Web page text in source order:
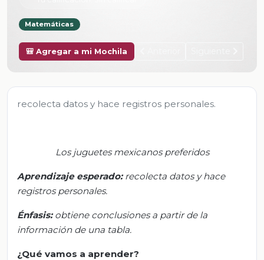
Matemáticas
🎒 Agregar a mi Mochila
recolecta datos y hace registros personales.
Los juguetes mexicanos preferidos
Aprendizaje esperado:recolecta datos y hace
registros personales.
Énfasis: obtiene conclusiones a partir de la
información de una tabla.
¿Qué vamos a aprender?